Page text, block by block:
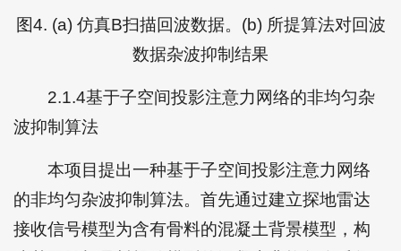
图4. (a) 仿真B扫描回波数据。(b) 所提算法对回波
数据杂波抑制结果
2.1.4基于子空间投影注意力网络的非均匀杂
波抑制算法
本项目提出一种基于子空间投影注意力网络
的非均匀杂波抑制算法。首先通过建立探地雷达
接收信号模型为含有骨料的混凝土背景模型，构